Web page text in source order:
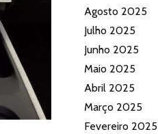
Agosto 2025
Julho 2025
Junho 2025
Maio 2025
Abril 2025
Março 2025
Fevereiro 2025